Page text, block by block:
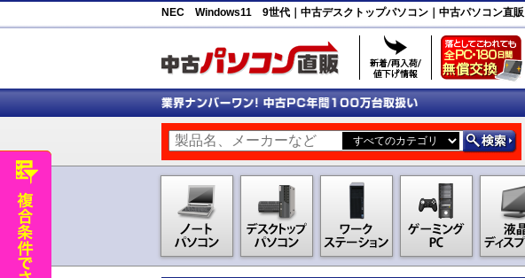
NEC Windows11 9世代｜中古デスクトップパソコン｜中古パソコン直販